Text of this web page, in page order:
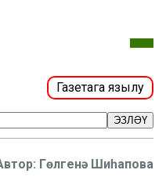
Газетага язылу
ЭЗЛӘҮ
Гөлгенә Шиһапова